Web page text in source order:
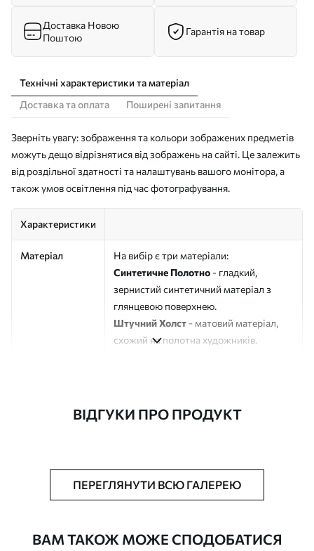
Доставка Новою
Поштою
Гарантія на товар
Технічні характеристики та матеріал
Доставка та оплата
Поширені запитання
Зверніть увагу: зображення та кольори зображених предметів
можуть дещо відрізнятися від зображень на сайті. Це залежить
від роздільної здатності та налаштувань вашого монітора, а
також умов освітлення під час фотографування.
Характеристики
Матеріал
На вибір є три матеріали:
Синтетичне Полотно - гладкий,
зернистий синтетичний матеріал з
глянцевою поверхнею.
Штучний Холст - матовий матеріал,
схожий на полотна художників.
Додатково Можна додати лакове покриття.
ВІДГУКИ ПРО ПРОДУКТ
ПЕРЕГЛЯНУТИ ВСЮ ГАЛЕРЕЮ
ВАМ ТАКОЖ МОЖЕ СПОДОБАТИСЯ